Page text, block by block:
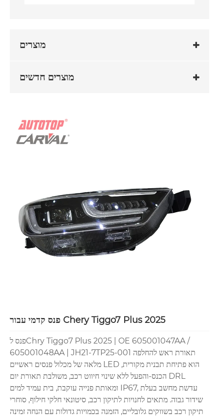
מוצרים
מוצרים חדשים
פנס קדמי עבור Chery Tiggo7 Plus 2025
פנס לChry Tiggo7 Plus 2025 | OE 605001047AA /
605001048AA | JH21-7TP25-001 תאורת ראש להחלפה
מלאה של מכלול פנסים ראשיים LED הוא פתיחת תבנית מקורית,
הכנס-והפעל ללא שינוי חיווט רכב, משולבת תאורת יום DRL
ומאותת פנייה עוקבת, בית עמיד למים IP67, עדשת מחשב בעלת
שידור גבוה. מתאים לחנויות לתיקון רכב, סיטונאי חלקי חילוף, סוחרי
תיקון רכב בשווקים גלובליים, הזמנה בכמויות גדולות עם הנחה זמינה